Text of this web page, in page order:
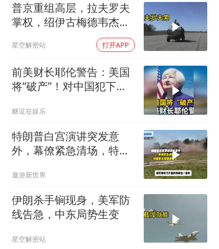
普京重组高层，拉夫罗夫
掌权，绍伊古梅德韦杰夫
星空解密站 打开APP
前美财长耶伦警告：美国
将“破产”！对中国犯下两
糖逗在娱乐
特朗普白宫演讲突发意
外，幕僚紧急清场，特朗
遨游新世界
伊朗杀手锏现身，美军防
线告急，中东局势生变
星空解密站